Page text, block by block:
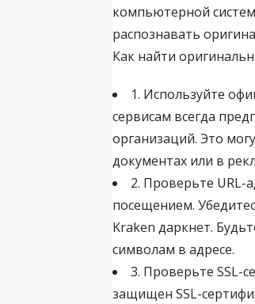
компьютерной
распознавать
Как найти
1. Используйте
сервисам всегда
организаций. Это
документах или в
2. Проверьте URL-
посещением.
Kraken даркнет.
символам в адресе.
3. Проверьте SSL-
защищен SSL-